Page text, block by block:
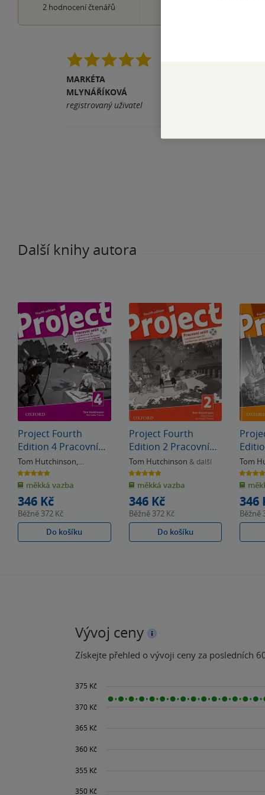
2 hodnocení čtenářů
MARKÉTA
MLYNÁŘÍKOVÁ
registrovaný uživatel
Další knihy autora
Project Fourth
Edition 4 Pracovní
sešit
Tom Hutchinson,
Michaela Trnová
5.0
z
5
hvězdiček
měkká vazba
346 Kč
Běžně 372 Kč
Do košíku
Project Fourth
Edition 2 Pracovní
sešit
Tom Hutchinson & další
5.0
z
5
hvězdiček
měkká vazba
346 Kč
Běžně 372 Kč
Do košíku
sešit
Tom
4.2
z
5
346
Běžně
Vývoj ceny
Získejte přehled o vývoji ceny za posledních